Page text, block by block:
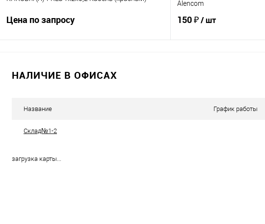
Цена по запросу
Alencom
150 ₽/ шт
НАЛИЧИЕ В ОФИСАХ
Название График работы
Склад№1-2
загрузка карты...